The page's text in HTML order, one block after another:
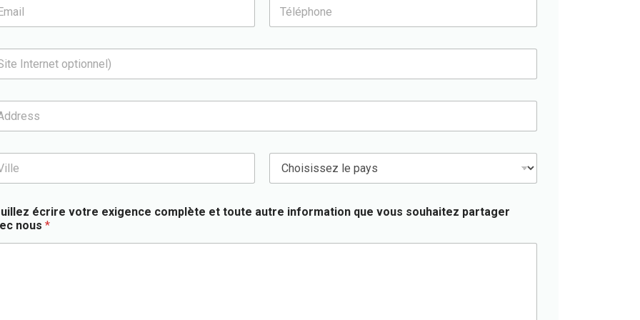
l
o
C
u
t
y
écrire votre exigence complète et toute autre information que vous souhaitez partager
nous *